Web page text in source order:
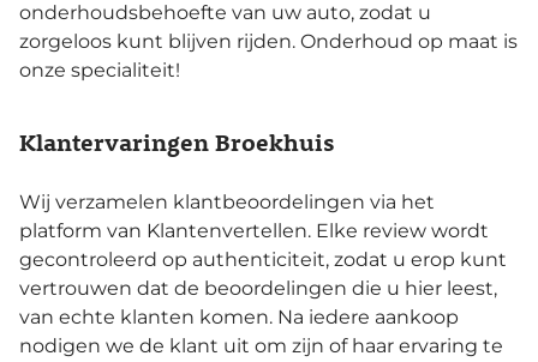
onderhoudsbehoefte van uw auto, zodat u
zorgeloos kunt blijven rijden. Onderhoud op maat is
onze specialiteit!
Klantervaringen Broekhuis
Wij verzamelen klantbeoordelingen via het
platform van Klantenvertellen. Elke review wordt
gecontroleerd op authenticiteit, zodat u erop kunt
vertrouwen dat de beoordelingen die u hier leest,
van echte klanten komen. Na iedere aankoop
nodigen we de klant uit om zijn of haar ervaring te